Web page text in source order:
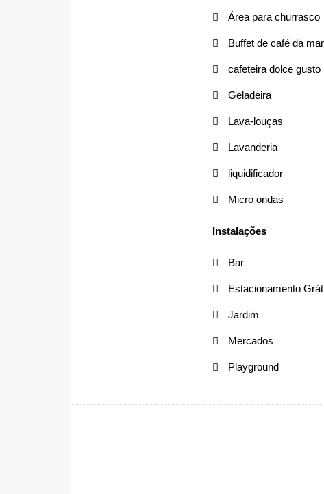
Área para churrasco
Buffet de café da
cafeteira dolce gusto
Geladeira
Lava-louças
Lavanderia
liquidificador
Micro ondas
Instalações
Bar
Estacionamento
Jardim
Mercados
Playground